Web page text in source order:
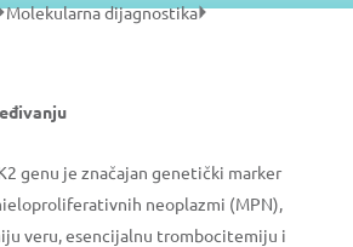
Molekularna dijagnostika
genu je značajan genetički marker
neoplazmi (MPN),
veru, esencijalnu trombocitemiju i